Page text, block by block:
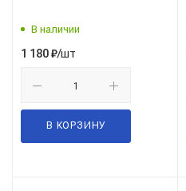
В наличии
1 180₽/шт
В КОРЗИНУ